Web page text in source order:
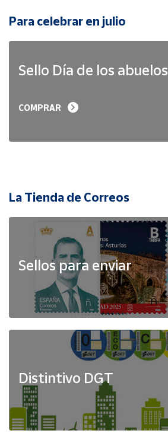
Para celebrar en julio
Sello Día de los abuelos
COMPRAR
La Tienda de Correos
Sellos para enviar
Distintivo DGT